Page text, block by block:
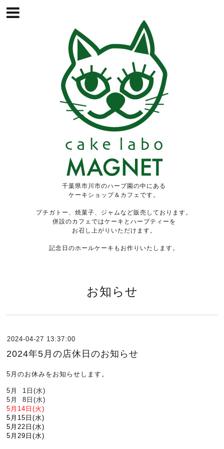
千葉県市川市のハーブ園の中にある
ケーキショップ＆カフェです。
プチガトー、焼菓子、ジャムなど販売しております。
併設のカフェではケーキとハーブティーを
お召し上がりいただけます。
記念日のホールケーキもお作りいたします。
お知らせ
2024-04-27 13:37:00
2024年5月の店休日のお知らせ
5月のお休みをお知らせします。
5月 1日(水)
5月 8日(水)
5 月14日(火)
5月15日(水)
5月22日(水)
5月29日(水)